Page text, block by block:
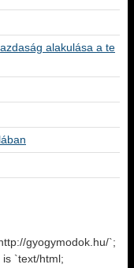
alakulása a te
gyogymodok.hu/`;
`text/html;